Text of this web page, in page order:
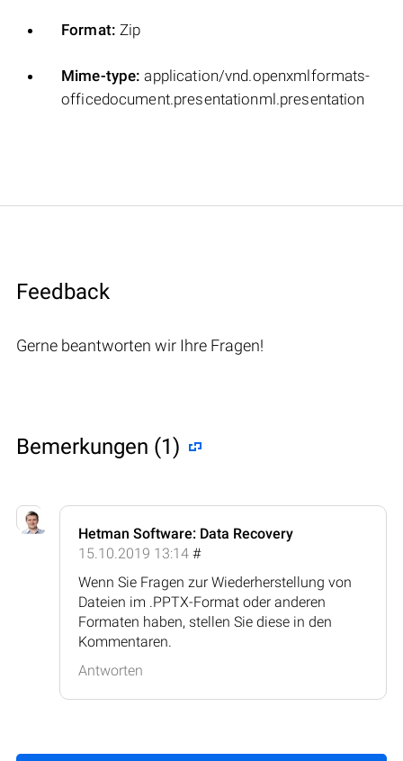
Format: Zip
Mime-type: application/vnd.openxmlformats-
officedocument.presentationml.presentation
Feedback
Gerne beantworten wir Ihre Fragen!
Bemerkungen (1)
Hetman Software: Data Recovery
15.10.2019 13:14 #
Wenn Sie Fragen zur Wiederherstellung von
Dateien im .PPTX-Format oder anderen
Formaten haben, stellen Sie diese in den
Kommentaren.
Antworten